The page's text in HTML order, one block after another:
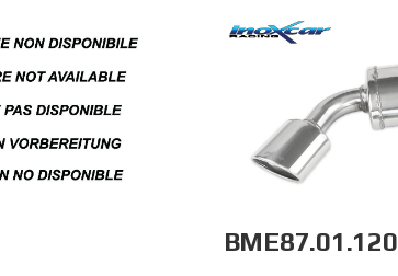
BME87.01.120